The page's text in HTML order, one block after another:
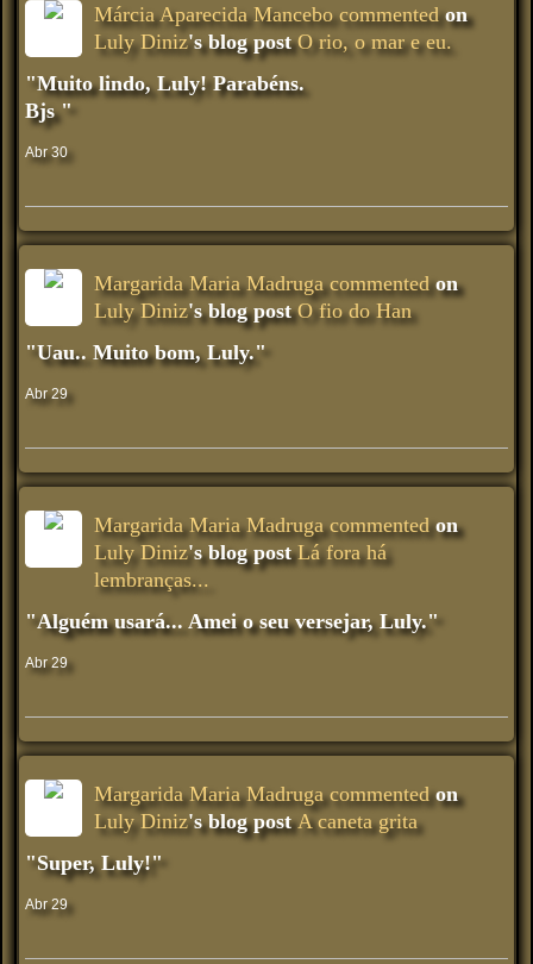
Márcia Aparecida Mancebo commentedon
Luly Diniz's blog postO rio, o mar e eu.
"Muito lindo, Luly! Parabéns.
Bjs "
Abr 30
Margarida Maria Madruga commentedon
Luly Diniz's blog postO fio do Han
"Uau.. Muito bom, Luly."
Abr 29
Margarida Maria Madruga commentedon
Luly Diniz's blog postLá fora há
lembranças...
"Alguém usará... Amei o seu versejar, Luly."
Abr 29
Margarida Maria Madruga commentedon
Luly Diniz's blog postA caneta grita
"Super, Luly!"
Abr 29